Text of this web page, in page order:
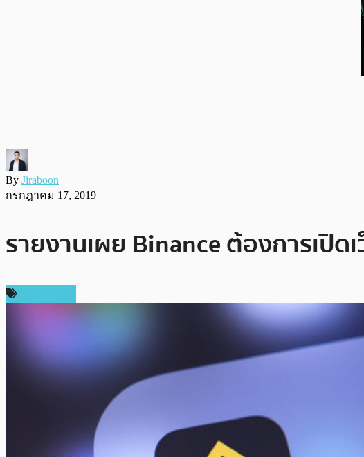
By Jiraboon
กรกฎาคม 17, 2019
รายงานเผย Binance ต้องการเปิด